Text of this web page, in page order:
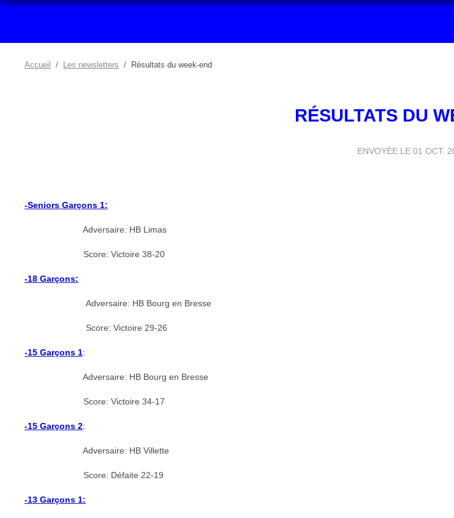
Accueil Les newsletters Résultats du week-end
RÉSULTATS DU
ENVOYÉE LE 01 OCT.
-Seniors Garçons 1:
Adversaire: HB Limas
Score: Victoire 38-20
-18 Garçons:
Adversaire: HB Bourg en Bresse
Score: Victoire 29-26
-15 Garçons 1:
Adversaire: HB Bourg en Bresse
Score: Victoire 34-17
-15 Garçons 2:
Adversaire: HB Villette
Score: Défaite 22-19
-13 Garçons 1: